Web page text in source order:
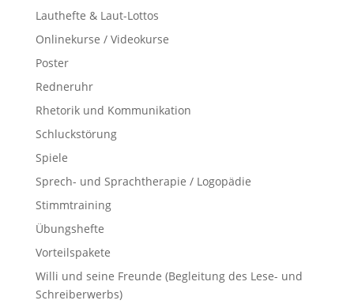
Lauthefte & Laut-Lottos
Onlinekurse / Videokurse
Poster
Redneruhr
Rhetorik und Kommunikation
Schluckstörung
Spiele
Sprech- und Sprachtherapie / Logopädie
Stimmtraining
Übungshefte
Vorteilspakete
Willi und seine Freunde (Begleitung des Lese- und
Schreiberwerbs)